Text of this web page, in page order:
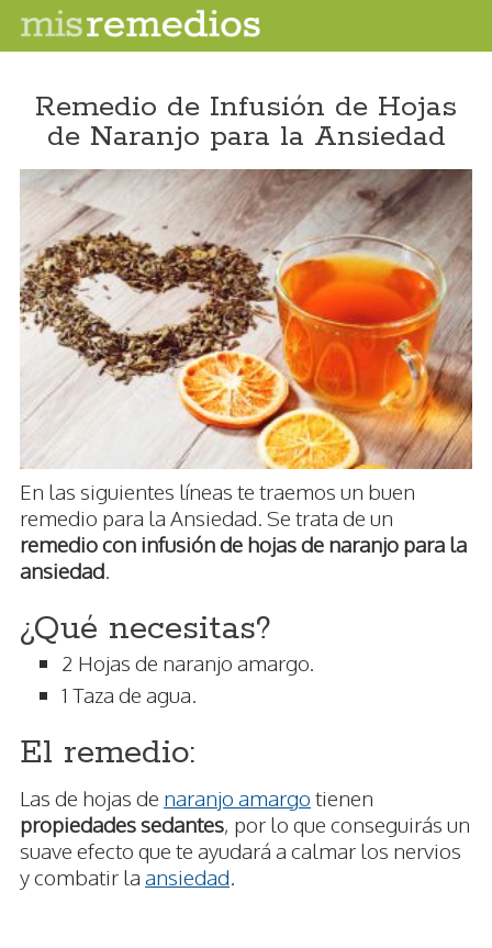
Remedio de Infusión de Hojas
de Naranjo para la Ansiedad
En las siguientes líneas te traemos un buen
remedio para la Ansiedad. Se trata de un
remedio con infusión de hojas de naranjo para la
ansiedad.
¿Qué necesitas?
2 Hojas de naranjo amargo.
1 Taza de agua.
El remedio:
Las de hojas de naranjo amargo tienen
propiedades sedantes, por lo que conseguirás un
suave efecto que te ayudará a calmar los nervios
y combatir la ansiedad.